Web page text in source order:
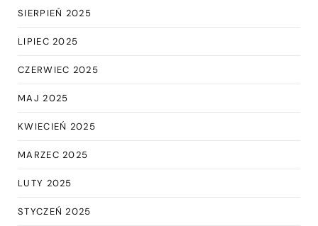
SIERPIEŃ 2025
LIPIEC 2025
CZERWIEC 2025
MAJ 2025
KWIECIEŃ 2025
MARZEC 2025
LUTY 2025
STYCZEŃ 2025